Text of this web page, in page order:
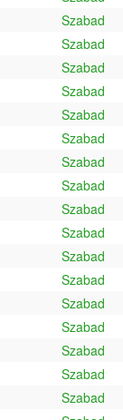
Szabad
Szabad
Szabad
Szabad
Szabad
Szabad
Szabad
Szabad
Szabad
Szabad
Szabad
Szabad
Szabad
Szabad
Szabad
Szabad
Szabad